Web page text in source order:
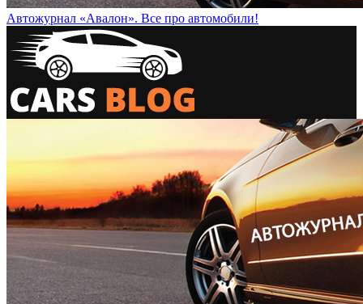
Автожурнал «Авалон». Все про автомобили!